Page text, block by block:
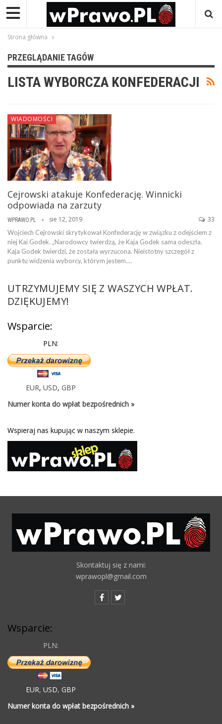
Strona główna
PRZEGLĄDANIE TAGÓW
LISTA WYBORCZA KONFEDERACJI
WIADOMOŚCI
Cejrowski atakuje Konfederację. Winnicki
odpowiada na zarzuty
WPRAWO.PL sie 12, 2019 33
Wojciech Cejrowski skrytykował Konfederację w związku z odejściem z
niej Kai Godek. „Narodowcy twierdzą, że Kaja Godek sama odeszła.
Kaja Godek twierdzi, że została wyrzucona. Nieistotny szczegół z
punktu widzenia wyborcy, którym jestem.…
UTRZYMUJEMY SIĘ Z WASZYCH WPŁAT.
DZIĘKUJEMY!
Wsparcie:
PLN:
EUR, USD, GBP
Numer konta do wpłat bezpośrednich »
Wspieraj nas kupując w naszym sklepie.
Skontaktuj się z nami:
wprawopl@gmail.com
Wsparcie:
PLN:
EUR, USD, GBP
Numer konta do wpłat bezpośrednich »